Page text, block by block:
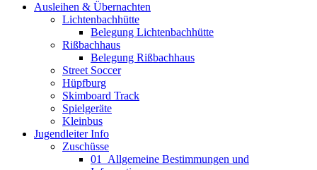
Ausleihen & Übernachten
Lichtenbachhütte
Belegung Lichtenbachhütte
Rißbachhaus
Belegung Rißbachhaus
Street Soccer
Hüpfburg
Skimboard Track
Spielgeräte
Kleinbus
Jugendleiter Info
Zuschüsse
01_Allgemeine Bestimmungen und